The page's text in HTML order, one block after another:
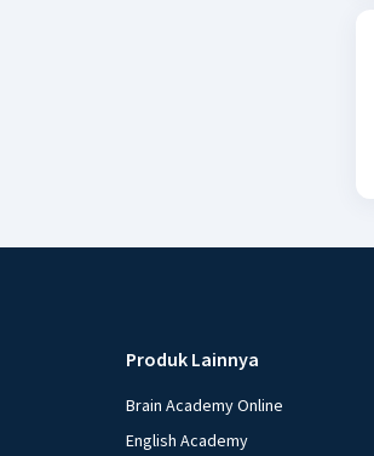
Produk Lainnya
Brain Academy Online
English Academy